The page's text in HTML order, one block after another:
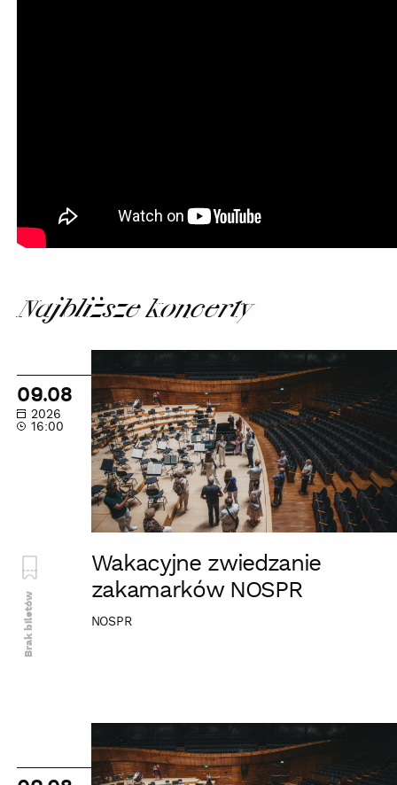
Najbliższe koncerty
zwiedzanie
zakamarków
NOSPR
09.08
2026
16:00
Wakacyjne zwiedzanie
zakamarków NOSPR
NOSPR
Brak biletów
zwiedzanie
zakamarków